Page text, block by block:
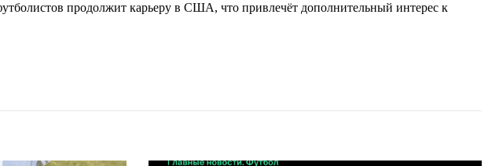
продолжит карьеру в США, что привлечёт дополнительный интерес к